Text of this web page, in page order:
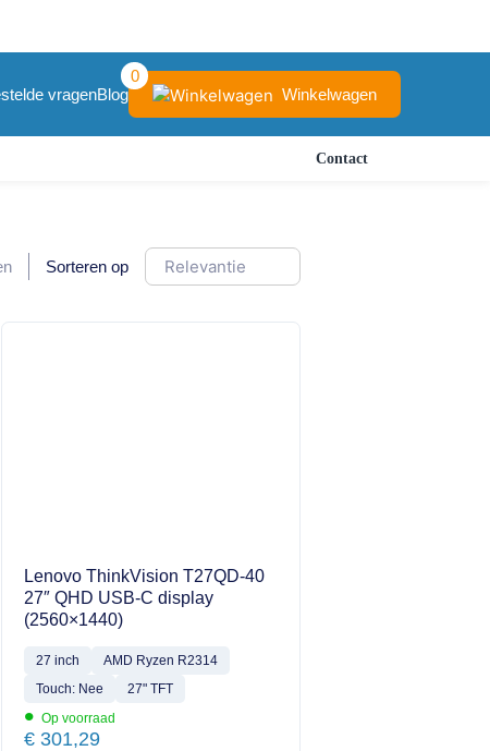
vragenBlog
0
Winkelwagen
Contact
Sorteren op
Lenovo ThinkVision T27QD-40
27″ QHD USB-C display
(2560×1440)
27 inch
AMD Ryzen R2314
Touch: Nee
27" TFT
• Op voorraad
€ 301,29